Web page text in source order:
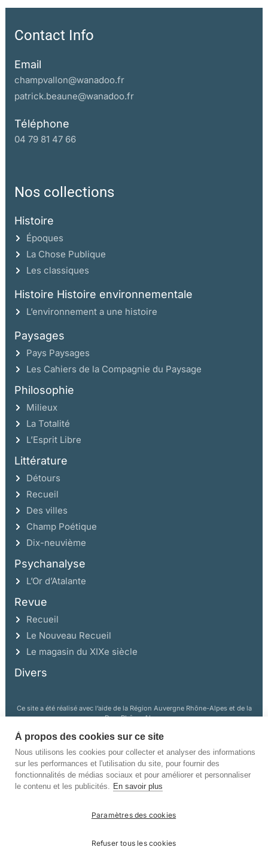
Contact Info
Email
champvallon@wanadoo.fr
patrick.beaune@wanadoo.fr
Téléphone
04 79 81 47 66
Nos collections
Histoire
Époques
La Chose Publique
Les classiques
Histoire Histoire environnementale
L’environnement a une histoire
Paysages
Pays Paysages
Les Cahiers de la Compagnie du Paysage
Philosophie
Milieux
La Totalité
L’Esprit Libre
Littérature
Détours
Recueil
Des villes
Champ Poétique
Dix-neuvième
Psychanalyse
L’Or d’Atalante
Revue
Recueil
Le Nouveau Recueil
Le magasin du XIXe siècle
Divers
Ce site a été réalisé avec l’aide de la Région Auvergne Rhône-Alpes et de la
Drac Rhône-Alpes.
©Champ Vallon. Tous droits réservés.
Mentions légales Politique de confidentialité
À propos des cookies sur ce site
Nous utilisons les cookies pour collecter et analyser des informations
sur les performances et l'utilisation du site, pour fournir des
fonctionnalités de médias sociaux et pour améliorer et personnaliser
le contenu et les publicités. En savoir plus
Paramètres des cookies
Refuser tous les cookies